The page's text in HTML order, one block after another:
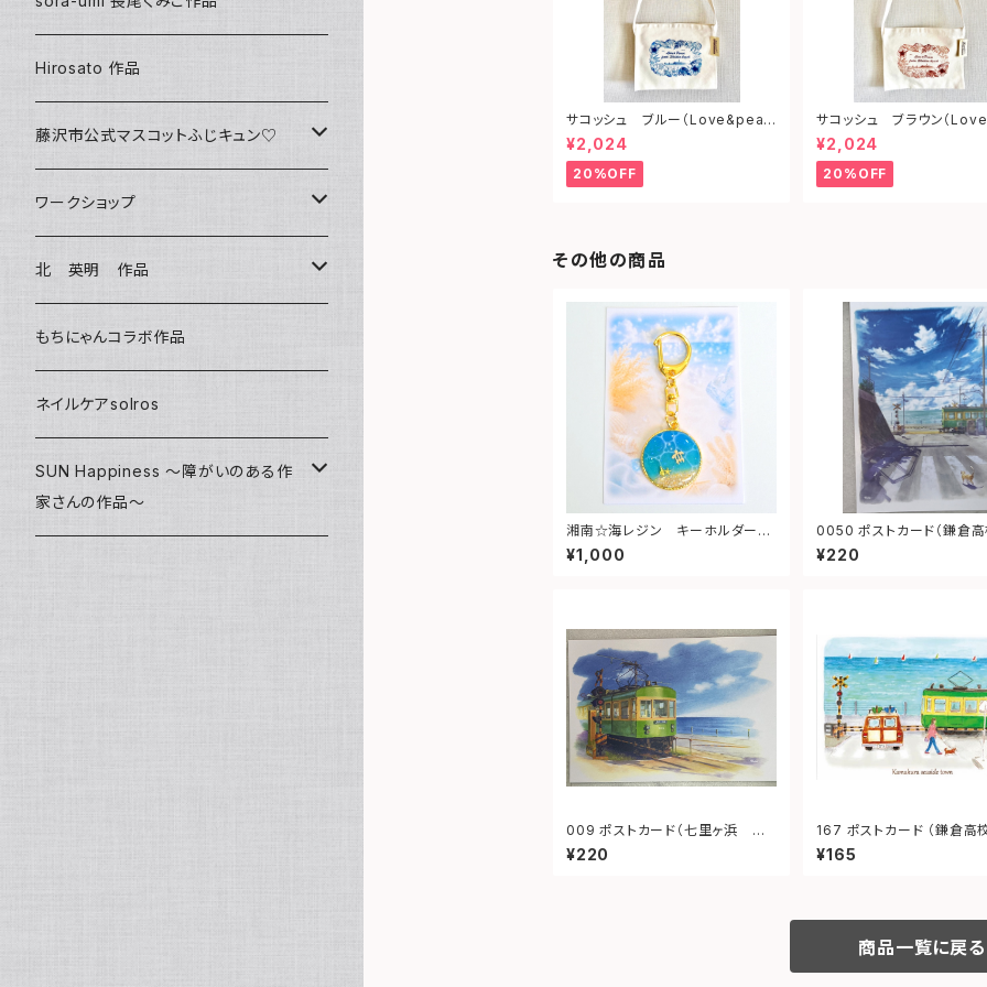
サコッシュ ブルー（Love&peac
e from shonan)
¥2,024
20%OFF
サコッシュ ブラウン（
ce from shonan)
¥2,024
20%OFF
その他の商品
湘南☆海レジン キーホルダー
（丸型）➁
¥1,000
0050 ポストカード（鎌倉高校前1
号踏切）
¥220
009 ポストカード（七里ヶ浜 江
ノ電）
¥220
167 ポストカード （鎌倉高
前）“Kamakura Seaside
n.”
¥165
商品一覧に戻る
クリアファイル
マグカップ
スマホケース
キーホルダー
バッグ
Tシャツ
ミラー
ミニ額
Hirosato 作品
藤沢市公式マスコットふじキュン♡
クリアファイル
ボールペン
キーホルダー
マグネット
シール
ワークショップ
海レジンアートボード
レジンチャーム
サンキャッチャー
北 英明 作品
ポストカード
もちにゃんコラボ作品
ネイルケアsolros
SUN Happiness ～障がいのある作
家さんの作品～